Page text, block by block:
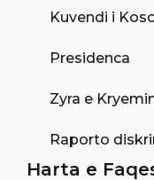
Kuvendi i
Presidenca
Zyra e
Raporto
Harta e